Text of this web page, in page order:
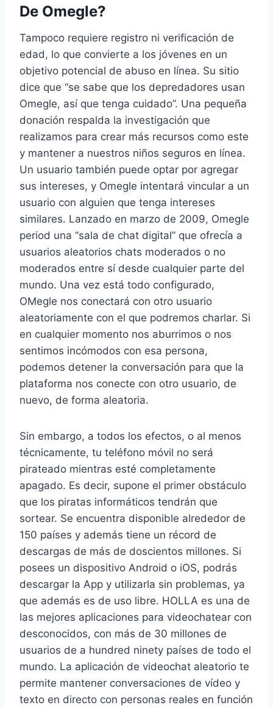
De Omegle?
Tampoco requiere registro ni verificación de
edad, lo que convierte a los jóvenes en un
objetivo potencial de abuso en línea. Su sitio
dice que “se sabe que los depredadores usan
Omegle, así que tenga cuidado”. Una pequeña
donación respalda la investigación que
realizamos para crear más recursos como este
y mantener a nuestros niños seguros en línea.
Un usuario también puede optar por agregar
sus intereses, y Omegle intentará vincular a un
usuario con alguien que tenga intereses
similares. Lanzado en marzo de 2009, Omegle
period una “sala de chat digital” que ofrecía a
usuarios aleatorios chats moderados o no
moderados entre sí desde cualquier parte del
mundo. Una vez está todo configurado,
OMegle nos conectará con otro usuario
aleatoriamente con el que podremos charlar. Si
en cualquier momento nos aburrimos o nos
sentimos incómodos con esa persona,
podemos detener la conversación para que la
plataforma nos conecte con otro usuario, de
nuevo, de forma aleatoria.
Sin embargo, a todos los efectos, o al menos
técnicamente, tu teléfono móvil no será
pirateado mientras esté completamente
apagado. Es decir, supone el primer obstáculo
que los piratas informáticos tendrán que
sortear. Se encuentra disponible alrededor de
150 países y además tiene un récord de
descargas de más de doscientos millones. Si
posees un dispositivo Android o iOS, podrás
descargar la App y utilizarla sin problemas, ya
que además es de uso libre. HOLLA es una de
las mejores aplicaciones para videochatear con
desconocidos, con más de 30 millones de
usuarios de a hundred ninety países de todo el
mundo. La aplicación de videochat aleatorio te
permite mantener conversaciones de vídeo y
texto en directo con personas reales en función